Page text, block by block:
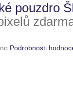
pouzdro
Podrobnosti